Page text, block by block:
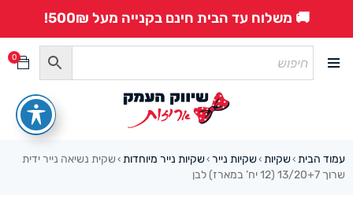
🚚 משלוח עד הבית חינם בקנייה מעל 500₪!
0
עמוד הבית ›שקיות ›שקיות נייר ›שקיות נייר מיוחדות › שקית נשיאה נייר ידית
שרוך 13/20+7 (12 יח’ במארז) לבן